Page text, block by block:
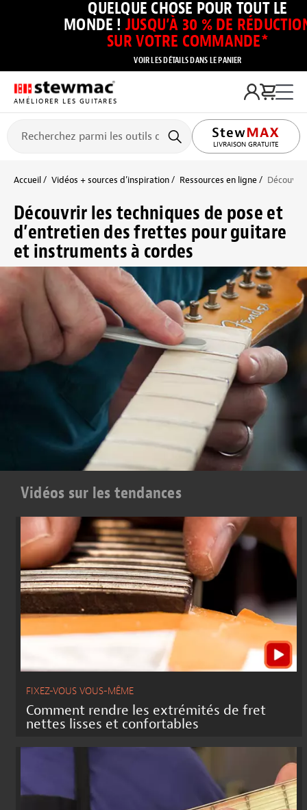
QUELQUE CHOSE POUR TOUT LE
MONDE ! JUSQU’À 30 % DE
SUR VOTRE COMMANDE*
VOIR LES DÉTAILS DANS LE PANIER
AMÉLIORER LES GUITARES
LIVRAISON GRATUITE
Accueil Vidéos + sources d’inspiration Ressources en ligne
Découvrir les techniques de pose et
d’entretien des frettes pour guitare
et instruments à cordes
Vidéos sur les tendances
FIXEZ-VOUS VOUS-MÊME
Comment rendre les extrémités de fret
nettes lisses et confortables